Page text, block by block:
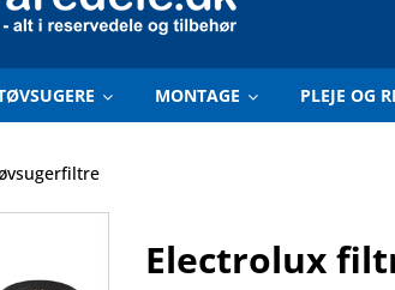
MONTAGE PLEJE OG
Electrolux